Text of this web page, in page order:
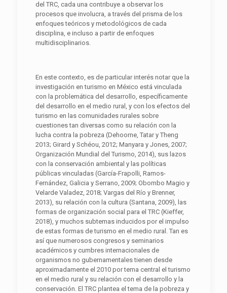
del TRC, cada una contribuye a observar los
procesos que involucra, a través del prisma de los
enfoques teóricos y metodológicos de cada
disciplina, e incluso a partir de enfoques
multidisciplinarios.
En este contexto, es de particular interés notar que la
investigación en turismo en México está vinculada
con la problemática del desarrollo, específicamente
del desarrollo en el medio rural, y con los efectos del
turismo en las comunidades rurales sobre
cuestiones tan diversas como su relación con la
lucha contra la pobreza (Dehoorne, Tatar y Theng
2013; Girard y Schéou, 2012; Manyara y Jones, 2007;
Organización Mundial del Turismo, 2014), sus lazos
con la conservación ambiental y las políticas
públicas vinculadas (García-Frapolli, Ramos-
Fernández, Galicia y Serrano, 2009; Obombo Magio y
Velarde Valadez, 2018; Vargas del Río y Brenner,
2013), su relación con la cultura (Santana, 2009), las
formas de organización social para el TRC (Kieffer,
2018), y muchos subtemas inducidos por el impulso
de estas formas de turismo en el medio rural. Tan es
así que numerosos congresos y seminarios
académicos y cumbres internacionales de
organismos no gubernamentales tienen desde
aproximadamente el 2010 por tema central el turismo
en el medio rural y su relación con el desarrollo y la
conservación. El TRC plantea el tema de la pobreza y